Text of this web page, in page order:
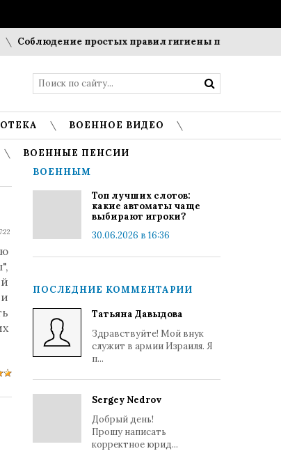
Соблюдение простых правил гигиены помогает
ВОЕННОЕ ВИДЕО
ВОЕННЫЕ ПЕНСИИ
ВОЕННЫМ
Топ лучших слотов:
какие автоматы чаще
выбирают игроки?
30.06.2026 в 16:36
ПОСЛЕДНИЕ КОММЕНТАРИИ
Татьяна Давыдова
Здравствуйте! Мой внук
служит в армии Израиля. Я
п...
Sergey Nedrov
Добрый день!
Прошу написать
корректное юрид...